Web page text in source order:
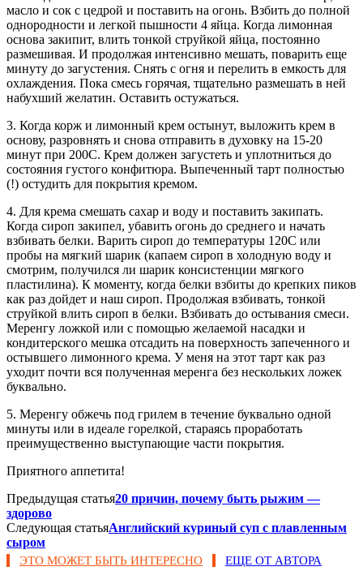
масло и сок с цедрой и поставить на огонь. Взбить до полной
однородности и легкой пышности 4 яйца. Когда лимонная
основа закипит, влить тонкой струйкой яйца, постоянно
размешивая. И продолжая интенсивно мешать, поварить еще
минуту до загустения. Снять с огня и перелить в емкость для
охлаждения. Пока смесь горячая, тщательно размешать в ней
набухший желатин. Оставить остужаться.
3. Когда корж и лимонный крем остынут, выложить крем в
основу, разровнять и снова отправить в духовку на 15-20
минут при 200С. Крем должен загустеть и уплотниться до
состояния густого конфитюра. Выпеченный тарт полностью
(!) остудить для покрытия кремом.
4. Для крема смешать сахар и воду и поставить закипать.
Когда сироп закипел, убавить огонь до среднего и начать
взбивать белки. Варить сироп до температуры 120С или
пробы на мягкий шарик (капаем сироп в холодную воду и
смотрим, получился ли шарик консистенции мягкого
пластилина). К моменту, когда белки взбиты до крепких пиков
как раз дойдет и наш сироп. Продолжая взбивать, тонкой
струйкой влить сироп в белки. Взбивать до остывания смеси.
Меренгу ложкой или с помощью желаемой насадки и
кондитерского мешка отсадить на поверхность запеченного и
остывшего лимонного крема. У меня на этот тарт как раз
уходит почти вся полученная меренга без нескольких ложек
буквально.
5. Меренгу обжечь под грилем в течение буквально одной
минуты или в идеале горелкой, стараясь проработать
преимущественно выступающие части покрытия.
Приятного аппетита!
Предыдущая статья20 причин, почему быть рыжим —
здорово
Следующая статьяАнглийский куриный суп с плавленным
сыром
ЭТО МОЖЕТ БЫТЬ ИНТЕРЕСНО ЕЩЕ ОТ АВТОРА